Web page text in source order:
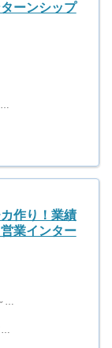
ーンシップ
釧路駅から車で4分（花咲線、根室本線、釧網本線）
作り！業績
業インター